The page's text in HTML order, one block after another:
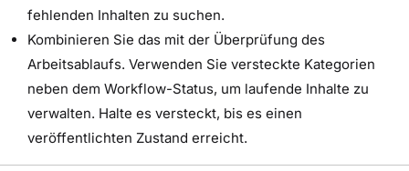
fehlenden Inhalten zu suchen.
Kombinieren Sie das mit der Überprüfung des
Arbeitsablaufs. Verwenden Sie versteckte Kategorien
neben dem Workflow-Status, um laufende Inhalte zu
verwalten. Halte es versteckt, bis es einen
veröffentlichten Zustand erreicht.